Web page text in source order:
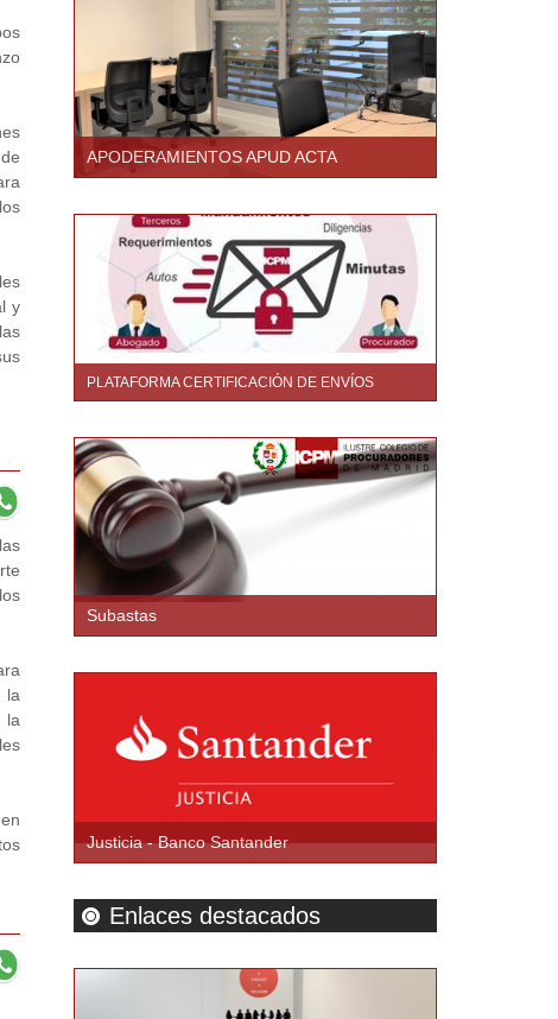
y
la
la
APODERAMIENTOS APUD ACTA
PLATAFORMA CERTIFICACIÓN DE ENVÍOS
Subastas
Justicia - Banco Santander
Enlaces destacados